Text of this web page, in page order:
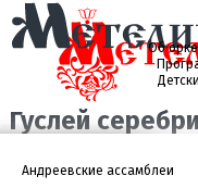
Об
История
Анонсы
Фото
Школьный абонемент
2026 год
Андреевские ассамблеи
Гуслей